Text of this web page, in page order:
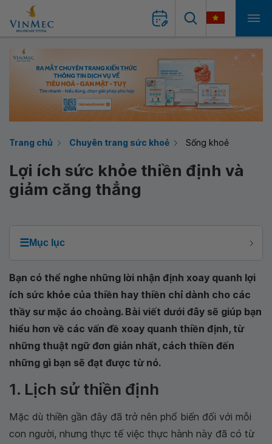
Trang chủ Chuyên trang sức khoẻ Sống khoẻ
Lợi ích sức khỏe thiền định và
giảm căng thẳng
☰Mục lục
Bạn có thể nghe những lời nhận định xoay quanh lợi
ích sức khỏe của thiền hay thiền chỉ dành cho các
thầy sư mặc áo choàng. Bài viết dưới đây sẽ giúp bạn
hiểu hơn về các vấn đề xoay quanh thiền định, từ
những thuật ngữ đơn giản nhất, cách thiền đến
những gì bạn sẽ đạt được từ nó.
1. Lịch sử thiền định
Mặc dù thiền gần đây đã trở nên phổ biến đối với mỗi
con người, nhưng thực tế việc thực hành này đã có từ